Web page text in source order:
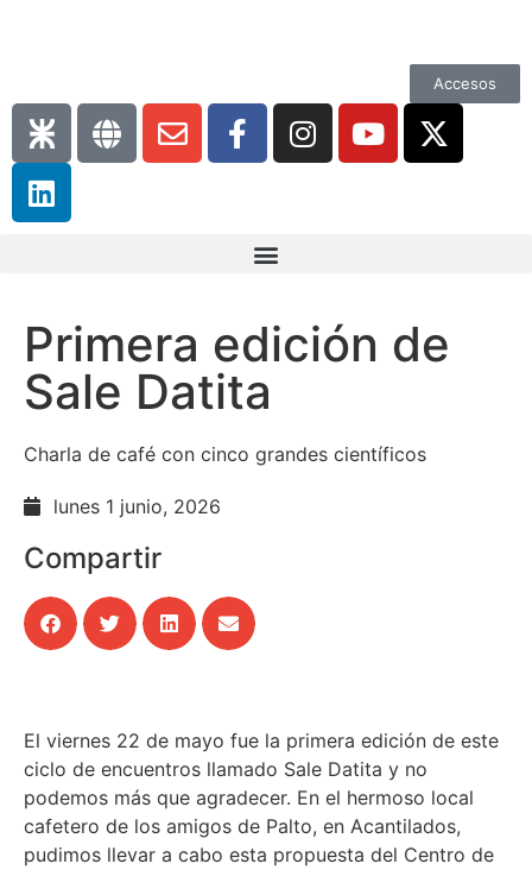
Accesos
Primera edición de
Sale Datita
Charla de café con cinco grandes científicos
lunes 1 junio, 2026
Compartir
El viernes 22 de mayo fue la primera edición de este
ciclo de encuentros llamado Sale Datita y no
podemos más que agradecer. En el hermoso local
cafetero de los amigos de Palto, en Acantilados,
pudimos llevar a cabo esta propuesta del Centro de